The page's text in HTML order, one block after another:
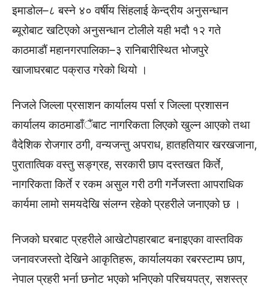
इमाडोल–८ बस्ने ४० वर्षीय सिंहलाई केन्द्रीय अनुसन्धान
ब्यूरोबाट खटिएको अनुसन्धान टोलीले यही भदौ १२ गते
काठमाडौं महानगरपालिका–३ रानिबारीस्थित भोजपुरे
खाजाघरबाट पक्राउ गरेको थियो ।
निजले जिल्ला प्रसाशन कार्यालय पर्सा र जिल्ला प्रशासन
कार्यालय काठमाडाँैंबाट नागरिकता लिएको खुल्न आएको तथा
वैदेशिक रोजगार ठगी, वन्यजन्तु अपराध, हातहतियार खरखजाना,
पुरातात्विक वस्तु सङ्ग्रह, सरकारी छाप दस्तखत किर्ते,
नागरिकता किर्ते र रकम असुल गरी ठगी गर्नेजस्ता आपराधिक
कार्यमा लामो समयदेखि संलग्न रहेको प्रहरीले जनाएको छ ।
निजको घरबाट प्रहरीले आखेटोपहारबाट बनाइएका वास्तविक
जनावरजस्तो देखिने आकृतिहरू, कार्यालयका रबरस्टाम्प छाप,
नेपाल प्रहरी भर्ना छनोट भएको भनिएको परिचयपत्र, सशस्त्र